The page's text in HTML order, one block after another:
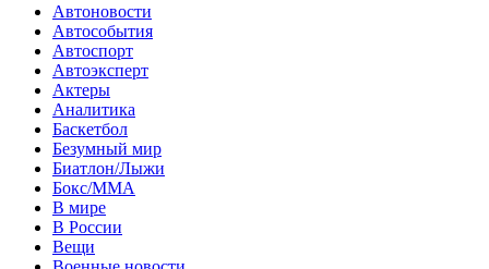
Автоновости
Автособытия
Автоспорт
Автоэксперт
Актеры
Аналитика
Баскетбол
Безумный мир
Биатлон/Лыжи
Бокс/MMA
В мире
В России
Вещи